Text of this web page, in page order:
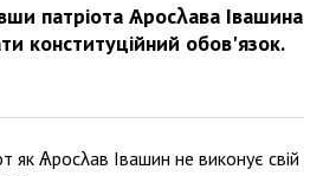
патріота Ѧросλава Івашина
конституційний обов'язок.